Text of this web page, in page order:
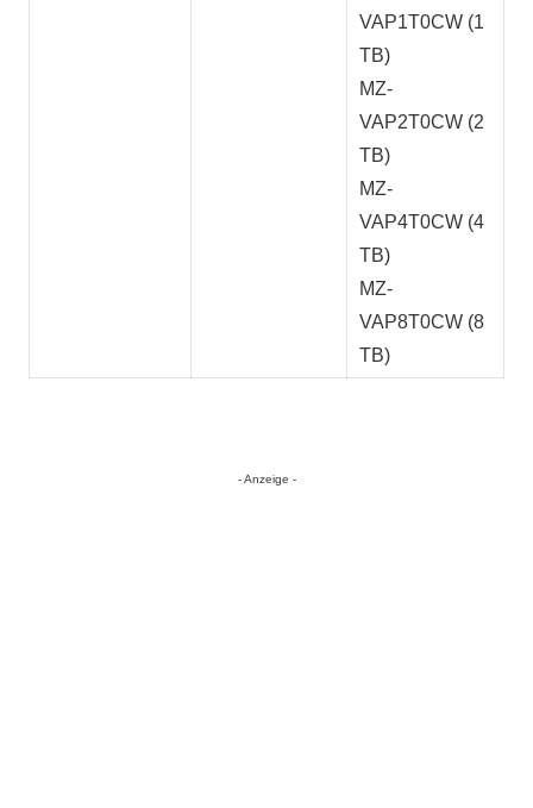
VAP1T0CW (1
TB)
MZ-
VAP2T0CW (2
TB)
MZ-
VAP4T0CW (4
TB)
MZ-
VAP8T0CW (8
TB)
- Anzeige -